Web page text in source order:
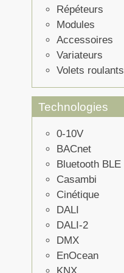
Répéteurs
Modules
Accessoires
Variateurs
Volets roulants
Technologies
0-10V
BACnet
Bluetooth BLE
Casambi
Cinétique
DALI
DALI-2
DMX
EnOcean
KNX